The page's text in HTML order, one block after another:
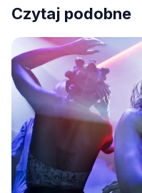
Czytaj podobne